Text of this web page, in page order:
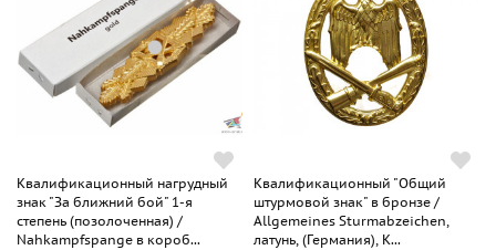
Квалификационный нагрудный
знак "За ближний бой" 1-я
степень (позолоченная) /
Nahkampfspange в короб...
Квалификационный "Общий
штурмовой знак" в бронзе /
Allgemeines Sturmabzeichen,
латунь, (Германия), К...